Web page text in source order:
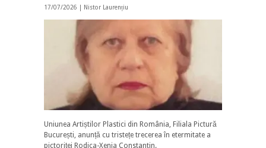
17/07/2026 | Nistor Laurențiu
Uniunea Artiștilor Plastici din România, Filiala Pictură
București, anunță cu tristețe trecerea în etermitate a
pictoriței Rodica-Xenia Constantin.